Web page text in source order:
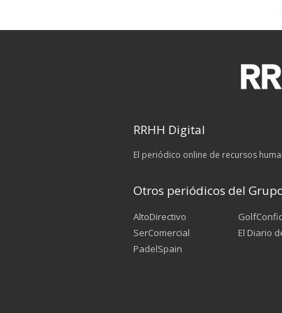
RRHH Digital
El periódico online de recursos
Otros periódicos del
AltoDirectivo
SerComercial
PadelSpain
El Diario